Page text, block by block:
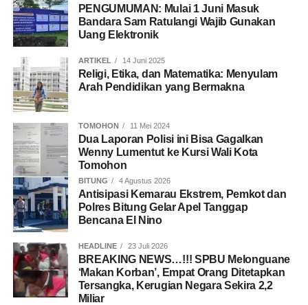
PENGUMUMAN: Mulai 1 Juni Masuk
Bandara Sam Ratulangi Wajib Gunakan
Uang Elektronik
ARTIKEL 14 Juni 2025
Religi, Etika, dan Matematika: Menyulam
Arah Pendidikan yang Bermakna
TOMOHON 11 Mei 2024
Dua Laporan Polisi ini Bisa Gagalkan
Wenny Lumentut ke Kursi Wali Kota
Tomohon
BITUNG 4 Agustus 2026
Antisipasi Kemarau Ekstrem, Pemkot dan
Polres Bitung Gelar Apel Tanggap
Bencana El Nino
HEADLINE 23 Juli 2026
BREAKING NEWS…!!! SPBU Melonguane
‘Makan Korban’, Empat Orang Ditetapkan
Tersangka, Kerugian Negara Sekira 2,2
Miliar